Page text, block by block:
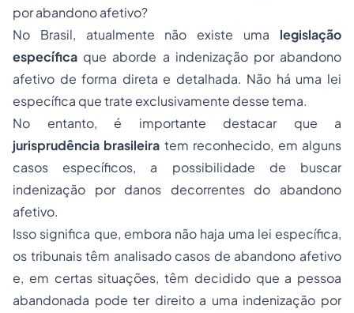
por abandono afetivo?
No Brasil, atualmente não existe uma legislação
específica que aborde a indenização por abandono
afetivo de forma direta e detalhada. Não há uma lei
específica que trate exclusivamente desse tema.
No entanto, é importante destacar que a
jurisprudência brasileira tem reconhecido, em alguns
casos específicos, a possibilidade de buscar
indenização por danos decorrentes do abandono
afetivo.
Isso significa que, embora não haja uma lei específica,
os tribunais têm analisado casos de abandono afetivo
e, em certas situações, têm decidido que a pessoa
abandonada pode ter direito a uma indenização por